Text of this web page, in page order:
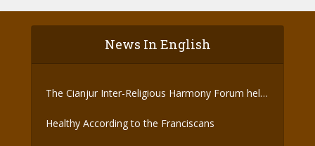
News In English
The Cianjur Inter-Religious Harmony Forum held
Healthy According to the Franciscans